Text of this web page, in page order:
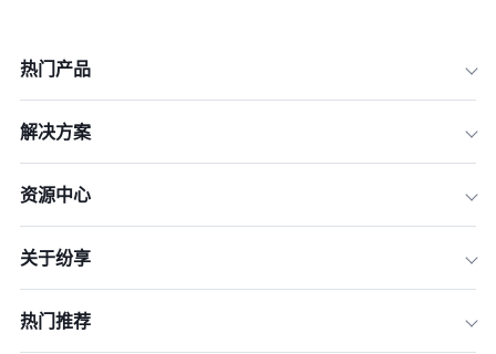
热门产品
解决方案
资源中心
关于纷享
热门推荐